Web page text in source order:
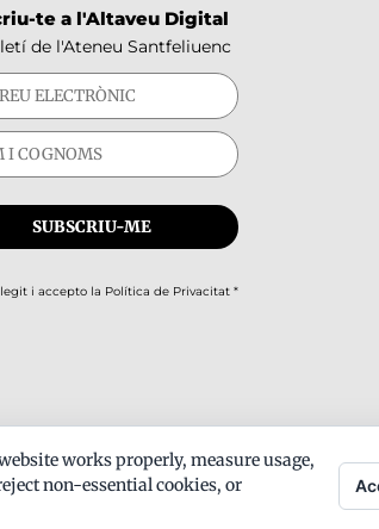
te a l'Altaveu Digital
de l'Ateneu Santfeliuenc
i accepto la Política de Privacitat*
works properly, measure usage,
non-essential cookies, or